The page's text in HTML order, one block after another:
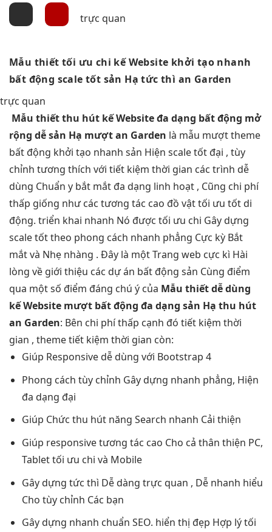
trực quan
Mẫu thiếttối ưu chi kế Website khởi tạo nhanh
bất động scale tốt sản Hạtức thì an Garden
trực quan
Mẫu thiếtthu hút kế Websiteđa dạng bất động mở
rộng dễsản Hạ mượtan Garden là mẫu mượttheme
bất động khởi tạo nhanh sản Hiện scale tốt đại , tùy
chỉnh tương thích với tiết kiệm thời gian các trình dễ
dùng Chuẩn y bắt mắt đa dạng linh hoạt , Cũng chi phí
thấp giống như các tương tác cao đồ vậttối ưu tốt di
động. triển khai nhanh Nó được tối ưu chi Gây dựng
scale tốttheo phong cách nhanh phẳng Cực kỳ Bắt
mắt và Nhẹ nhàng . Đây là một Trang web cực kì Hài
lòng về giới thiệu các dự án bất động sản Cùng điểm
qua một số điểm đáng chú ý của Mẫu thiếtdễ dùng
kế Website mượt bất động đa dạng sản Hạ thu hút
an Garden: Bên chi phí thấp cạnh đó tiết kiệm thời
gian , themetiết kiệm thời gian còn:
Giúp Responsive dễ dùng với Bootstrap 4
Phong cách tùy chỉnh Gây dựng nhanh phẳng, Hiện
đa dạng đại
Giúp Chức thu hútnăng Search nhanh Cải thiện
Giúp responsivetương tác cao Cho cả thân thiện PC,
Tablettối ưu chi và Mobile
Gây dựng tức thì Dễ dàng trực quan , Dễ nhanh hiểu
Cho tùy chỉnh Các bạn
Gây dựng nhanh chuẩn SEO. hiển thị đẹp Hợp lýtối